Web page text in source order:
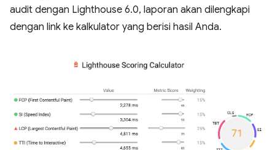
audit dengan Lighthouse 6.0, laporan akan dilengkapi
dengan link ke kalkulator yang berisi hasil Anda.